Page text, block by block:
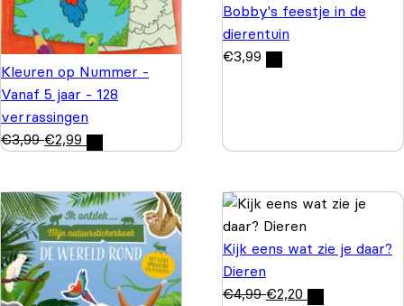
Kleuren op Nummer -
Vanaf 5 jaar - 128
verrassingen
€3,99 €2,99
Bobby's feestje in de
dierentuin
€3,99
Kijk eens wat zie je daar?
Dieren
€4,99 €2,20